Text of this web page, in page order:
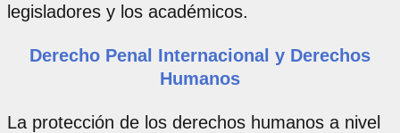
legisladores y los académicos.
Derecho Penal Internacional y Derechos
Humanos
La protección de los derechos humanos a nivel